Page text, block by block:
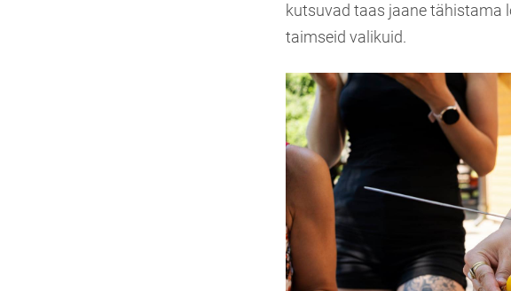
kutsuvad taas jaane tähistama
taimseid valikuid.